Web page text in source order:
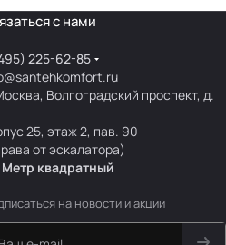
с нами
225-62-85
Волгоградский проспект, д.
25, этаж 2, пав. 90
от эскалатора)
квадратный
на новости и акции